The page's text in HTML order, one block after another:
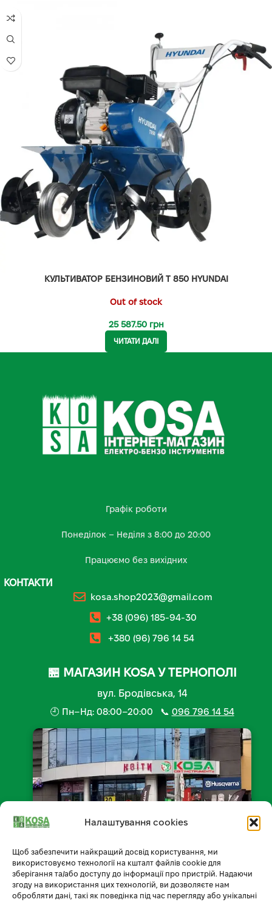
Налаштування cookies
Щоб забезпечити найкращий досвід користування, ми
використовуємо технології на кшталт файлів cookie для
зберігання та/або доступу до інформації про пристрій. Надаючи
згоду на використання цих технологій, ви дозволяєте нам
обробляти дані, такі як поведінка під час перегляду або унікальні
КУЛЬТИВАТОР БЕНЗИНОВИЙ T 850 HYUNDAI
Out of stock
25 587.50 грн
ЧИТАТИ ДАЛІ
Графік роботи
Понеділок – Неділя з 8:00 до 20:00
Працюємо без вихідних
КОНТАКТИ
kosa.shop2023@gmail.com
+38 (096) 185-94-30
+380 (96) 796 14 54
🏪 МАГАЗИН KOSA У ТЕРНОПОЛІ
вул. Бродівська, 14
🕘 Пн–Нд: 08:00–20:00 📞 096 796 14 54
📍 Відкрити на мапі